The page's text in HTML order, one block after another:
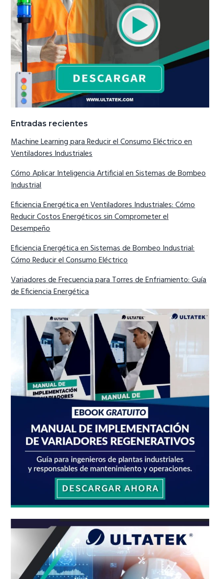
Entradas recientes
Machine Learning para Reducir el Consumo Eléctrico en
Ventiladores Industriales
Cómo Aplicar Inteligencia Artificial en Sistemas de Bombeo
Industrial
Eficiencia Energética en Ventiladores Industriales: Cómo
Reducir Costos Energéticos sin Comprometer el
Desempeño
Eficiencia Energética en Sistemas de Bombeo Industrial:
Cómo Reducir el Consumo Eléctrico
Variadores de Frecuencia para Torres de Enfriamiento: Guía
de Eficiencia Energética